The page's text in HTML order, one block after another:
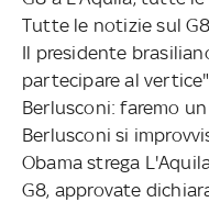
Tutte le notizie sul G8
Il presidente
partecipare al vertice"
Berlusconi: faremo
Berlusconi si
Obama strega
G8, approvate